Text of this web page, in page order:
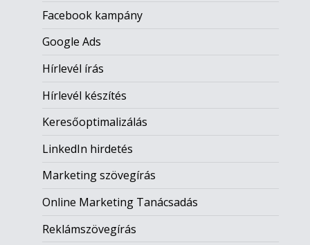
Facebook kampány
Google Ads
Hírlevél írás
Hírlevél készítés
Keresőoptimalizálás
LinkedIn hirdetés
Marketing szövegírás
Online Marketing Tanácsadás
Reklámszövegírás